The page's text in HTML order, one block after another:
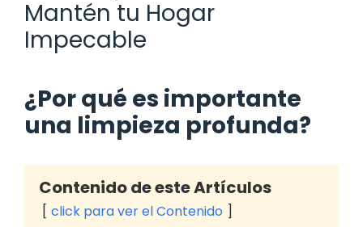
Mantén tu Hogar
Impecable
¿Por qué es importante
una limpieza profunda?
Contenido de este Artículos
click para ver el Contenido